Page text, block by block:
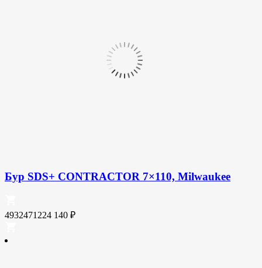
Бур SDS+ CONTRACTOR 7×110, Milwaukee
4932471224 140 ₽